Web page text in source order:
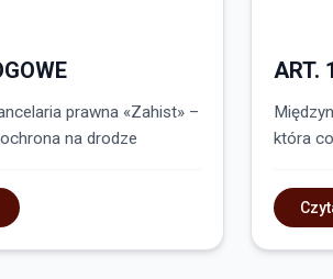
prawna «Zahist» –
na drodze
ART.
która